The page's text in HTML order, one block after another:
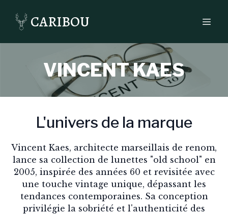
CARIBOU
VINCENT KAES
L'univers de la marque
Vincent Kaes, architecte marseillais de renom,
lance sa collection de lunettes "old school" en
2005, inspirée des années 60 et revisitée avec
une touche vintage unique, dépassant les
tendances contemporaines. Sa conception
privilégie la sobriété et l'authenticité des